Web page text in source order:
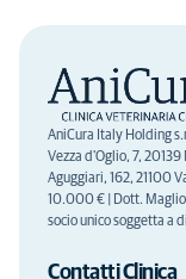
AniCura Italy Holding
Vezza d'Oglio, 7,
Aguggiari, 162, 21100
10.000 € | Dott.
socio unico soggetta a
Contatti Clinica